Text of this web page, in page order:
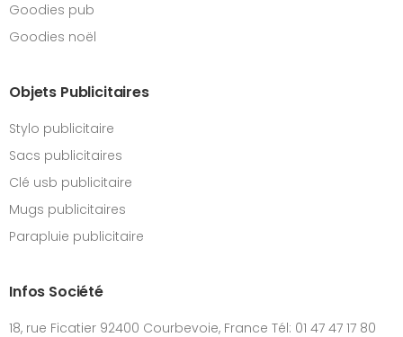
Goodies pub
Goodies noël
Objets Publicitaires
Stylo publicitaire
Sacs publicitaires
Clé usb publicitaire
Mugs publicitaires
Parapluie publicitaire
Infos Société
18, rue Ficatier 92400 Courbevoie, France Tél: 01 47 47 17 80